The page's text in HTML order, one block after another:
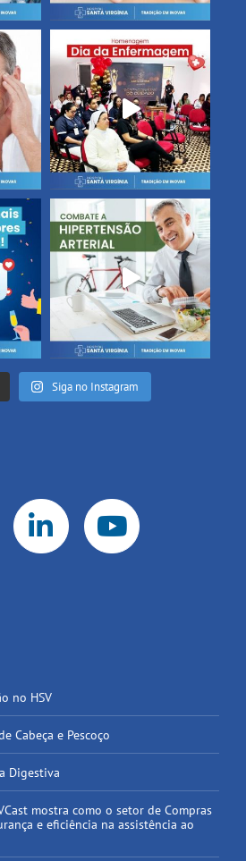
Siga no Instagram
no HSV
Cabeça e Pescoço
Digestiva
mostra como o setor de Compras
e eficiência na assistência ao